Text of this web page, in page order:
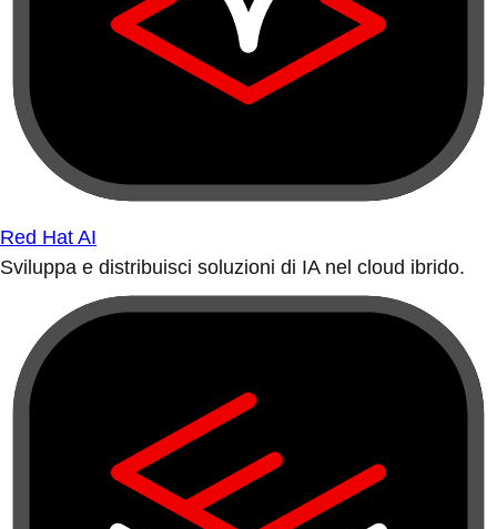
Red Hat AI
Sviluppa e distribuisci soluzioni di IA nel cloud ibrido.